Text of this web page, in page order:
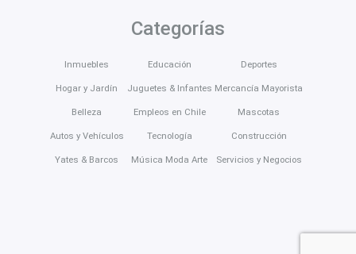
Categorías
Inmuebles
Hogar y Jardín
Belleza
Autos y Vehículos
Yates & Barcos
Educación
Juguetes & Infantes
Empleos en Chile
Tecnología
Música Moda Arte
Deportes
Mercancía Mayorista
Mascotas
Construcción
Servicios y Negocios